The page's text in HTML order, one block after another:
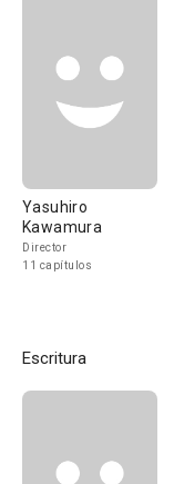
Yasuhiro
Kawamura
Director
11 capítulos
Escritura